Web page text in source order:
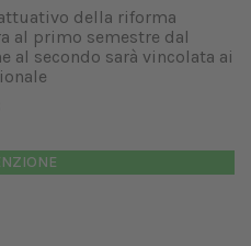
della riforma
al primo semestre dal
al secondo sarà vincolata ai